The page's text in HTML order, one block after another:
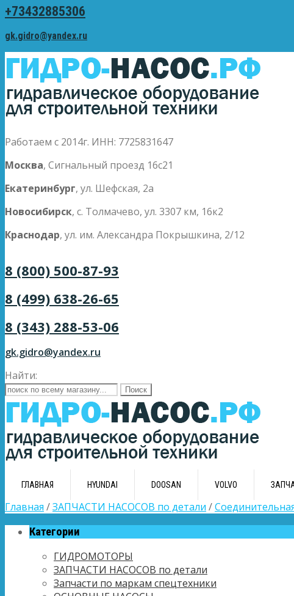
+73432885306
gk.gidro@yandex.ru
Работаем с 2014г. ИНН: 7725831647
Москва, Сигнальный проезд 16с21
Екатеринбург, ул. Шефская, 2а
Новосибирск, с. Толмачево, ул. 3307 км, 16к2
Краснодар, ул. им. Александра Покрышкина, 2/12
8 (800) 500-87-93
8 (499) 638-26-65
8 (343) 288-53-06
gk.gidro@yandex.ru
Найти:
ГЛАВНАЯ HYUNDAI DOOSAN VOLVO
Главная /ЗАПЧАСТИ НАСОСОВ по детали /
Категории
ГИДРОМОТОРЫ
ЗАПЧАСТИ НАСОСОВ по детали
Запчасти по маркам спецтехники